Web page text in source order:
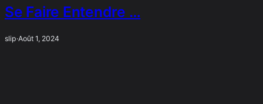
Se Faire Entendre …
slip·Août 1, 2024